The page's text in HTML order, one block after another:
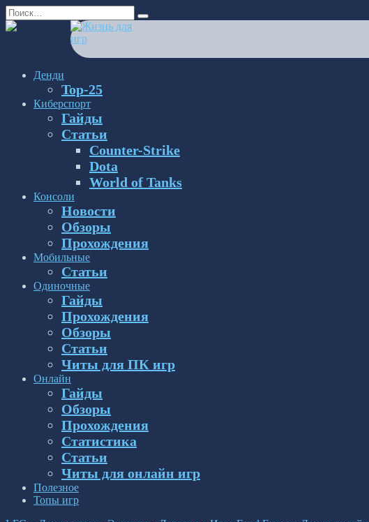
Перейти
к
Search
for:
Денди
Top-25
Киберспорт
Гайды
Статьи
Counter-Strike
Dota
World of Tanks
Консоли
Новости
Обзоры
Прохождения
Мобильные
Статьи
Одиночные
Гайды
Прохождения
Обзоры
Статьи
Читы для ПК игр
Онлайн
Гайды
Обзоры
Прохождения
Статистика
Статьи
Читы для онлайн игр
Полезное
Топы игр